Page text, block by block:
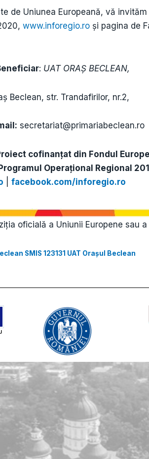
de Uniunea Europeană, vă
www.inforegio.ro și pagina de
: UAT ORAȘ BECLEAN,
Beclean, str. Trandafirilor, nr.2,
secretariat@primariabeclean.ro
cofinanţat din Fondul
Operaţional Regional
facebook.com/inforegio.ro
oficială a Uniunii Europene sau a
SMIS 123131 UAT Orașul Beclean